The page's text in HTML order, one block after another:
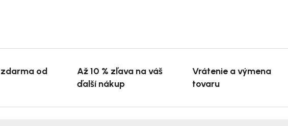
od
Až 10 % zľava na váš
ďalší nákup
Vrátenie a výmena
tovaru